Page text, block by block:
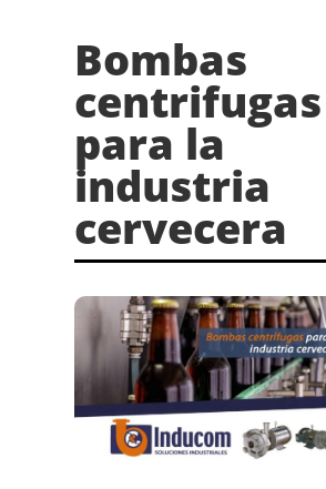
Bombas
centrifugas
para la
industria
cervecera